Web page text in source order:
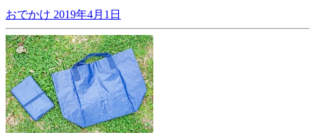
おでかけ 2019年4月1日